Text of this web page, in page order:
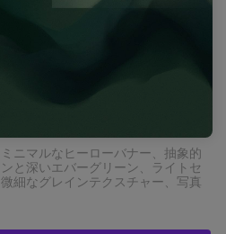
ニマルなヒーローバナー、抽象的
と深いエバーグリーン、ライトセ
細なグレインテクスチャー、写真